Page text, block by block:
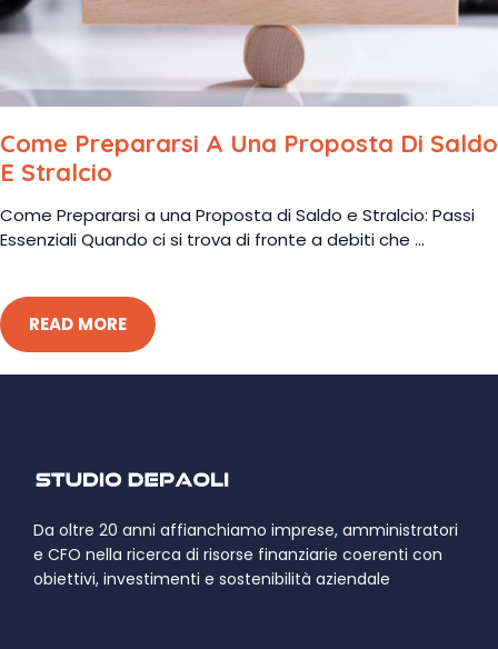
Come Prepararsi A Una Proposta Di Saldo
E Stralcio
Come Prepararsi a una Proposta di Saldo e Stralcio: Passi
Essenziali Quando ci si trova di fronte a debiti che ...
READ MORE
Da oltre 20 anni affianchiamo imprese, amministratori
e CFO nella ricerca di risorse finanziarie coerenti con
obiettivi, investimenti e sostenibilità aziendale